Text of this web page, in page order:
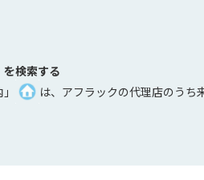
を検索する
は、アフラックの代理店のうち